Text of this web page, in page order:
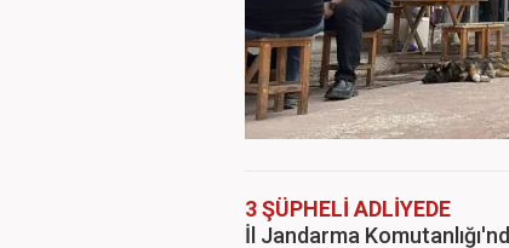
3 ŞÜPHELİ ADLİYEDE
İl Jandarma